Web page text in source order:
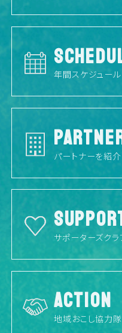
年間スケジュール
パートナーを紹介
サポーターズク
ACTION
地域おこし協力隊